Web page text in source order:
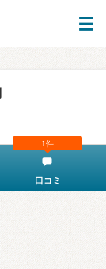
口コミ
1件